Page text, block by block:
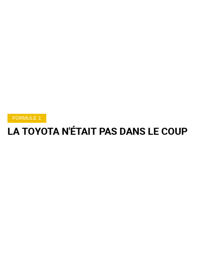
FORMULE 1
LA TOYOTA N'ÉTAIT PAS DANS LE COUP